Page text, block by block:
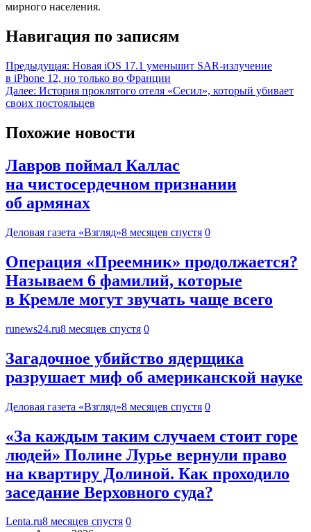
мирного населения.
Навигация по записям
Предыдущая: Новая iOS 17.1 уменьшит SAR-излучение
в iPhone 12, но только во Франции
Далее: История проклятого отеля «Сесил», который убивает
своих постояльцев
Похожие новости
Лавров поймал Каллас
на чистосердечном признании
об армянах
Деловая газета «Взгляд»8 месяцев спустя 0
Операция «Преемник» продолжается?
Называем 6 фамилий, которые
в Кремле могут звучать чаще всего
runews24.ru8 месяцев спустя 0
Загадочное убийство ядерщика
разрушает миф об американской науке
Деловая газета «Взгляд»8 месяцев спустя 0
«За каждым таким случаем стоит горе
людей» Полине Лурье вернули право
на квартиру Долиной. Как проходило
заседание Верховного суда?
Lenta.ru8 месяцев спустя 0